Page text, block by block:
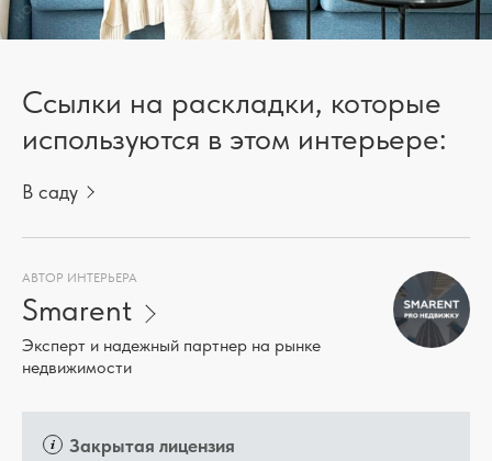
Ссылки на раскладки, которые
используются в этом интерьере:
В саду
АВТОР ИНТЕРЬЕРА
Smarent
Эксперт и надежный партнер на рынке
недвижимости
Закрытая лицензия